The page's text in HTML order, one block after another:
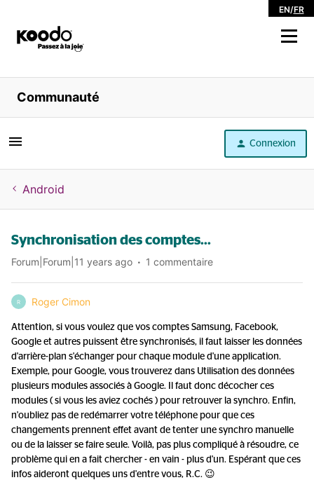
EN/FR
Magasiner
Libre service
Aide
Communauté
Connexion
Android
Synchronisation des comptes...
Forum|Forum|11 years ago 1 commentaire
R Roger Cimon
Attention, si vous voulez que vos comptes Samsung, Facebook,
Google et autres puissent être synchronisés, il faut laisser les données
d'arrière-plan s'échanger pour chaque module d'une application.
Exemple, pour Google, vous trouverez dans Utilisation des données
plusieurs modules associés à Google. Il faut donc décocher ces
modules ( si vous les aviez cochés ) pour retrouver la synchro. Enfin,
n'oubliez pas de redémarrer votre téléphone pour que ces
changements prennent effet avant de tenter une synchro manuelle
ou de la laisser se faire seule. Voilà, pas plus compliqué à résoudre, ce
problème qui en a fait chercher - en vain - plus d'un. Espérant que ces
infos aideront quelques uns d'entre vous, R.C. 😉